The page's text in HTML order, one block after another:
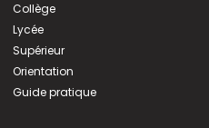
Collège
Lycée
Supérieur
Orientation
Guide pratique